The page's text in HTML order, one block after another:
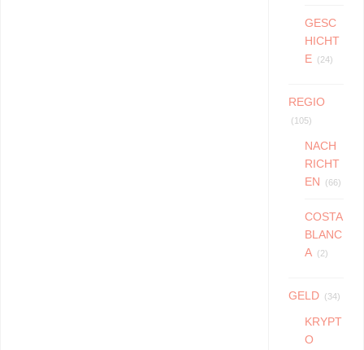
GESC
HICHT
E
(24)
REGIO
(105)
NACH
RICHT
EN
(66)
COSTA
BLANC
A
(2)
GELD (34)
KRYPT
O